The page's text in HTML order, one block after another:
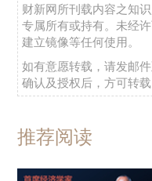
财新网所刊载内容之知
专属所有或持有。未经
建立镜像等任何使用。
如有意愿转载，请发邮
确认及授权后，方可转载
推荐阅读